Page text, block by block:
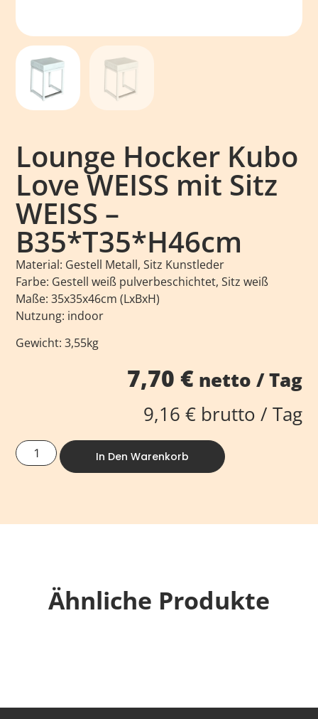
Lounge Hocker Kubo
Love WEISS mit Sitz
WEISS –
B35*T35*H46cm
Material: Gestell Metall, Sitz Kunstleder
Farbe: Gestell weiß pulverbeschichtet, Sitz weiß
Maße: 35x35x46cm (LxBxH)
Nutzung: indoor
Gewicht: 3,55kg
7,70 €netto / Tag
9,16 €brutto / Tag
In Den Warenkorb
Ähnliche Produkte